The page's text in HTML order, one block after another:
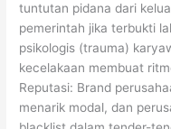
tuntutan pidana dari
pemerintah jika terbukti
psikologis (trauma)
kecelakaan membuat
Reputasi: Brand
menarik modal, dan